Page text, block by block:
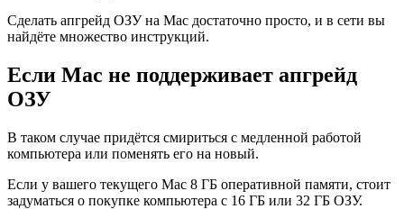
Сделать апгрейд ОЗУ на Mac достаточно просто, и в сети вы
найдёте множество инструкций.
Если Mac не поддерживает апгрейд
ОЗУ
В таком случае придётся смириться с медленной работой
компьютера или поменять его на новый.
Если у вашего текущего Mac 8 ГБ оперативной памяти, стоит
задуматься о покупке компьютера с 16 ГБ или 32 ГБ ОЗУ.